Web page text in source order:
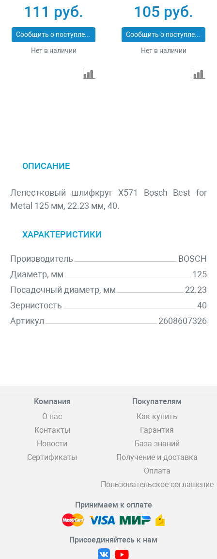
74168
111 руб.
Сообщить о поступлении
Нет в наличии
74161
105 руб.
Сообщить о поступлении
Нет в наличии
ОПИСАНИЕ
Лепестковый шлифкруг X571 Bosch Best for
Metal 125 мм, 22.23 мм, 40.
ХАРАКТЕРИСТИКИ
Производитель
BOSCH
Диаметр, мм
125
Посадочный диаметр, мм
22.23
Зернистость
40
Артикул
2608607326
Компания
О нас
Контакты
Новости
Сертификаты
Покупателям
Как купить
Гарантия
База знаний
Получение и доставка
Оплата
Пользовательское соглашение
Принимаем к оплате
Присоединяйтесь к нам